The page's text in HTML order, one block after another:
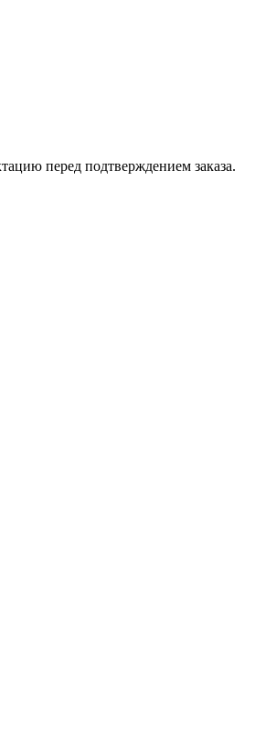
перед подтверждением заказа.